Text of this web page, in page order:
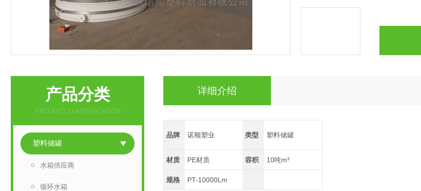
产品分类
PRODUCT CLASSIFICATION
塑料储罐
水箱供应商
循环水箱
详细介绍
品牌 诺顺塑业 类型 塑料储罐
材质 PE材质 容积 10吨m³
规格 PT-10000Lm